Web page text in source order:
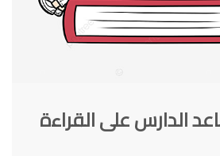
الدارس على القراءة